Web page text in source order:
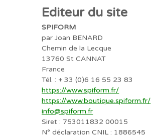
Editeur du site
SPIFORM
par Joan BENARD
Chemin de la Lecque
13760 St CANNAT
France
Tél. : + 33 (0)6 16 55 23 83
https://www.spiform.fr/
https://www.boutique.spiform.fr/
info@spiform.fr
Siret : 753011832 00015
N° déclaration CNIL : 1886545